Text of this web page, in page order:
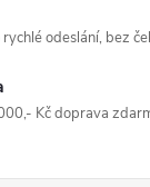
dotaz
se
odeslání, bez
Kč doprava